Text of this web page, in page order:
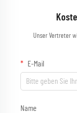
Unser Vertreter
E-Mail
Name